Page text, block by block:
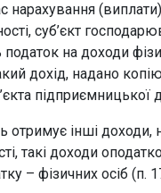
нарахування
суб’єкт
на доходи
дохід, надано
підприємницької
інші
такі доходи
– фізичних осіб (п.